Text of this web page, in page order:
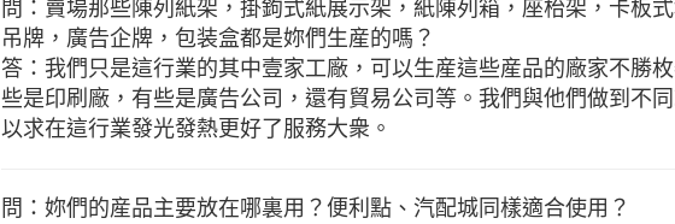
問：賣場那些陳列紙架，掛鉤式紙展示架，紙陳列箱，座枱架，卡板
吊牌，廣告企牌，包装盒都是妳們生産的嗎？
答：我們只是這行業的其中壹家工廠，可以生産這些産品的廠家不勝
些是印刷廠，有些是廣告公司，還有貿易公司等。我們與他們做到不
以求在這行業發光發熱更好了服務大衆。
問：妳們的産品主要放在哪裏用？便利點、汽配城同樣適合使用？